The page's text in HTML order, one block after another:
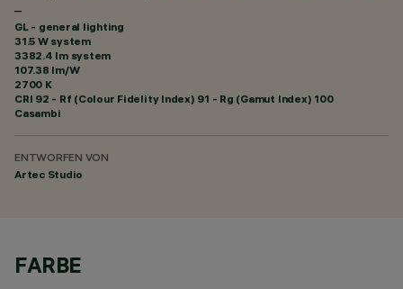
–
GL - general lighting
31.5 W system
3382.4 lm system
107.38 lm/W
2700 K
CRI 92 - Rf (Colour Fidelity Index) 91 - Rg (Gamut Index) 100
Casambi
ENTWORFEN VON
Artec Studio
FARBE